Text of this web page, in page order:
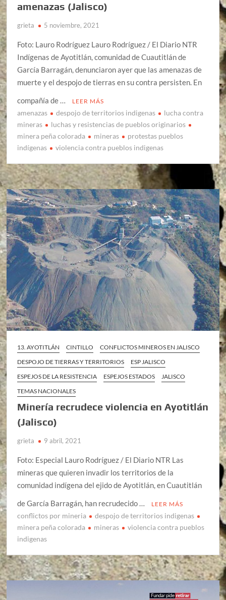
amenazas (Jalisco)
grieta 5 noviembre, 2021
Foto: Lauro Rodríguez Lauro Rodríguez / El Diario NTR
Indígenas de Ayotitlán, comunidad de Cuautitlán de
García Barragán, denunciaron ayer que las amenazas de
muerte y el despojo de tierras en su contra persisten. En
compañía de …
LEER MÁS
amenazas despojo de territorios indigenas
lucha contra
mineras
luchas y resistencias de pueblos originarios
minera peña colorada
mineras
protestas pueblos
indígenas
violencia contra pueblos indigenas
13. AYOTITLÁN CINTILLO
CONFLICTOS MINEROS EN JALISCO
DESPOJO DE TIERRAS Y TERRITORIOS
ESP JALISCO
ESPEJOS DE LA RESISTENCIA
ESPEJOS ESTADOS
JALISCO
TEMAS NACIONALES
Minería recrudece violencia en Ayotitlán
(Jalisco)
grieta 9 abril, 2021
Foto: Especial Lauro Rodríguez / El Diario NTR Las
mineras que quieren invadir los territorios de la
comunidad indígena del ejido de Ayotitlán, en Cuautitlán
de García Barragán, han recrudecido …
LEER MÁS
conflictos por mineria
despojo de territorios indigenas
minera peña colorada
mineras
violencia contra pueblos
indigenas